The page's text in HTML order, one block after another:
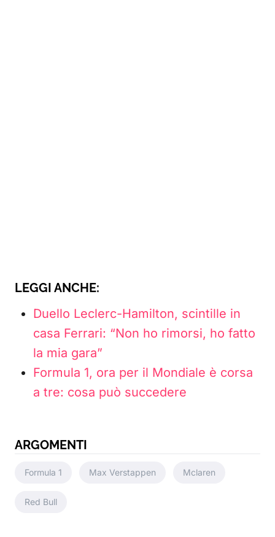
LEGGI ANCHE:
Duello Leclerc-Hamilton, scintille in
casa Ferrari: “Non ho rimorsi, ho fatto
la mia gara”
Formula 1, ora per il Mondiale è corsa
a tre: cosa può succedere
ARGOMENTI
Formula 1 Max Verstappen Mclaren
Red Bull